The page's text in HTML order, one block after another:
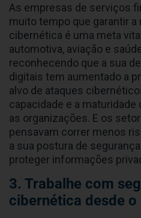
As empresas de serviços
muito tempo que garantir a
cibernética é uma meta
automotiva, aviação e
reconhecendo que a sua
digitais tem aumentado a
alvo de ataques
capacidade e a
as organizações. E os
pensavam correr menos
a sua postura de
proteger informações
3. Trabalhe com
cibernética desde